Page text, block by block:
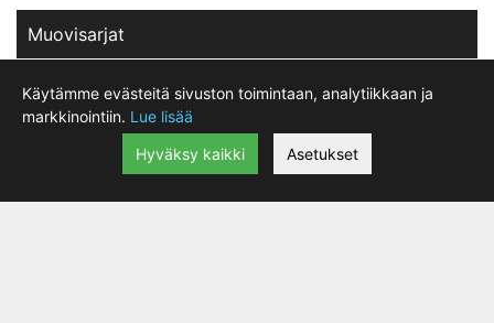
Käytämme evästeitä sivuston toimintaan, analytiikkaan ja
markkinointiin. Lue lisää
Hyväksy kaikki
Asetukset
Muovisarjat